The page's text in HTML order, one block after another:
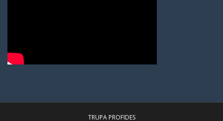
TRUPA PROFIDES